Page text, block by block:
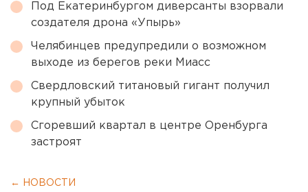
Под Екатеринбургом диверсанты взорвали
создателя дрона «Упырь»
Челябинцев предупредили о возможном
выходе из берегов реки Миасс
Свердловский титановый гигант получил
крупный убыток
Сгоревший квартал в центре Оренбурга
застроят
← НОВОСТИ